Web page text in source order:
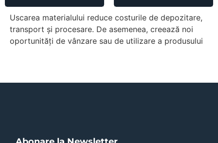
Uscarea materialului reduce costurile de depozitare,
transport și procesare. De asemenea, creează noi
oportunități de vânzare sau de utilizare a produsului